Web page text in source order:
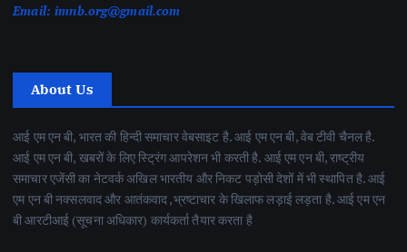
Email: imnb.org@gmail.com
About Us
आई एम एन बी, भारत की हिन्दी समाचार वेबसाइट है. आई एम एन बी, वेब टीवी चैनल है.
आई एम एन बी, खबरों के लिए स्ट्रिंग आपरेशन भी करती है. आई एम एन बी, राष्ट्रीय
समाचार एजेंसी का नेटवर्क अखिल भारतीय और निकट पड़ोसी देशों में भी स्थापित है. आई
एम एन बी नक्सलवाद और आतंकवाद ,भ्रष्टाचार के खिलाफ लड़ाई लड़ता है. आई एम एन
बी आरटीआई (सूचना अधिकार) कार्यकर्ता तैयार करता है